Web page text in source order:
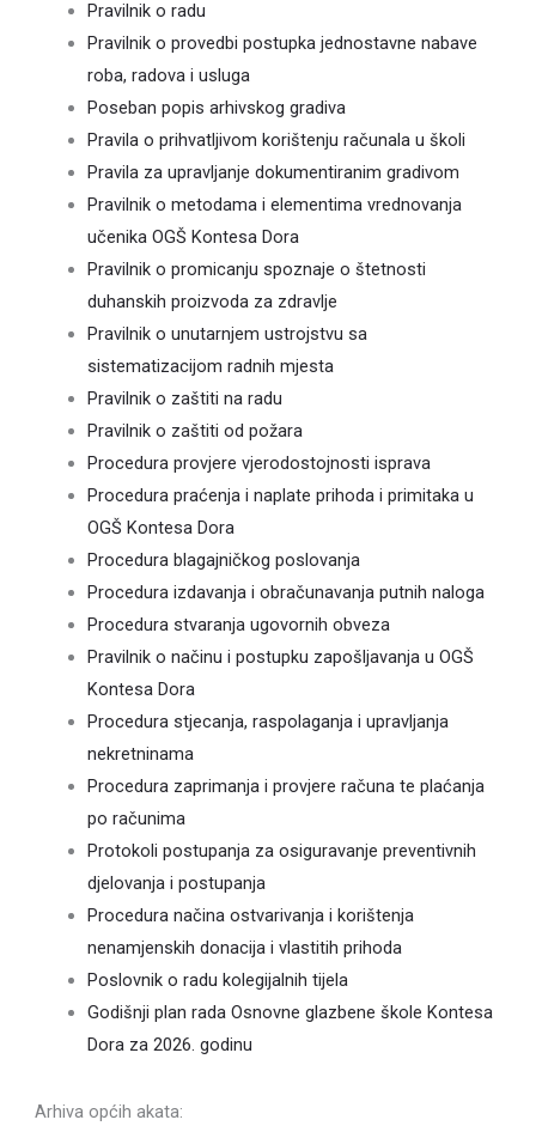
Pravilnik o radu
Pravilnik o provedbi postupka jednostavne nabave
roba, radova i usluga
Poseban popis arhivskog gradiva
Pravila o prihvatljivom korištenju računala u školi
Pravila za upravljanje dokumentiranim gradivom
Pravilnik o metodama i elementima vrednovanja
učenika OGŠ Kontesa Dora
Pravilnik o promicanju spoznaje o štetnosti
duhanskih proizvoda za zdravlje
Pravilnik o unutarnjem ustrojstvu sa
sistematizacijom radnih mjesta
Pravilnik o zaštiti na radu
Pravilnik o zaštiti od požara
Procedura provjere vjerodostojnosti isprava
Procedura praćenja i naplate prihoda i primitaka u
OGŠ Kontesa Dora
Procedura blagajničkog poslovanja
Procedura izdavanja i obračunavanja putnih naloga
Procedura stvaranja ugovornih obveza
Pravilnik o načinu i postupku zapošljavanja u OGŠ
Kontesa Dora
Procedura stjecanja, raspolaganja i upravljanja
nekretninama
Procedura zaprimanja i provjere računa te plaćanja
po računima
Protokoli postupanja za osiguravanje preventivnih
djelovanja i postupanja
Procedura načina ostvarivanja i korištenja
nenamjenskih donacija i vlastitih prihoda
Poslovnik o radu kolegijalnih tijela
Godišnji plan rada Osnovne glazbene škole Kontesa
Dora za 2026. godinu
Arhiva općih akata: